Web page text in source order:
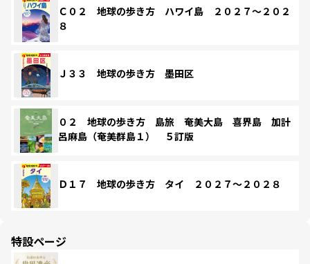
Ｃ０２ 地球の歩き方 ハワイ島 ２０２７～２０２
８
Ｊ３３ 地球の歩き方 墨田区
０２ 地球の歩き方 島旅 奄美大島 喜界島 加計
呂麻島（奄美群島１） ５訂版
Ｄ１７ 地球の歩き方 タイ ２０２７～２０２８
特設ページ